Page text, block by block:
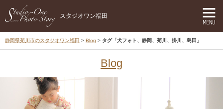
スタジオワン福田
静岡県菊川市のスタジオワン福田 Blog タグ「犬フォト、静岡、菊川、掛川、島田」
Blog